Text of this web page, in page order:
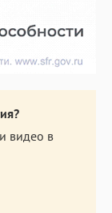
видео в